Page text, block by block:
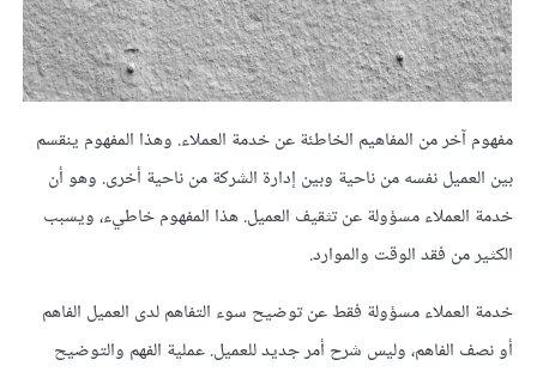
مفهوم آخر من المفاهيم الخاطئة عن خدمة العملاء. وهذا المفهوم ينقسم
بين العميل نفسه من ناحية وبين إدارة الشركة من ناحية أخرى. وهو أن
خدمة العملاء مسؤولة عن تثقيف العميل. هذا المفهوم خاطيء، ويسبب
الكثير من فقد الوقت والموارد.
خدمة العملاء مسؤولة فقط عن توضيح سوء التفاهم لدى العميل الفاهم
أو نصف الفاهم، وليس شرح أمر جديد للعميل. عملية الفهم والتوضيح